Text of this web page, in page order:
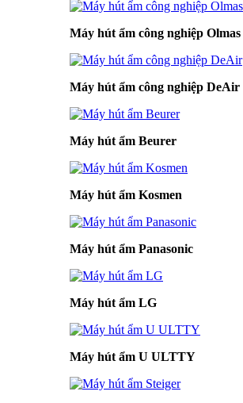
Máy hút ẩm công nghiệp Olmas
Máy hút ẩm công nghiệp DeAir
Máy hút ẩm Beurer
Máy hút ẩm Kosmen
Máy hút ẩm Panasonic
Máy hút ẩm LG
Máy hút ẩm U ULTTY